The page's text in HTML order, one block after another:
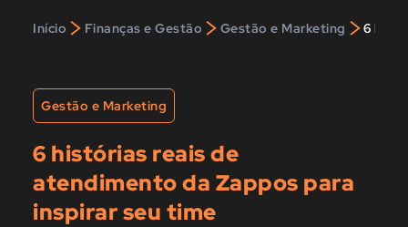
Início > Finanças e Gestão > Gestão e Marketing >6
Gestão e Marketing
6 histórias reais de
atendimento da Zappos para
inspirar seu time